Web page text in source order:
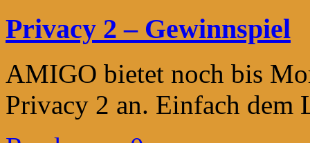
Privacy 2 – Gewinnspiel
AMIGO bietet noch bis
Privacy 2 an. Einfach